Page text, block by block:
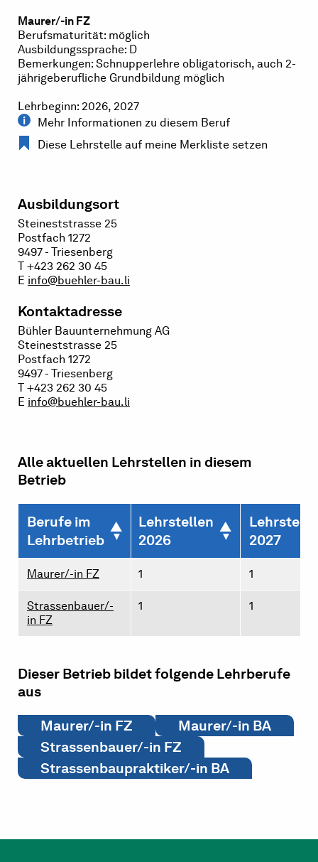
Maurer/-in FZ
Berufsmaturität: möglich
Ausbildungssprache: D
Bemerkungen: Schnupperlehre obligatorisch, auch 2-
jährigeberufliche Grundbildung möglich
Lehrbeginn: 2026, 2027
Mehr Informationen zu diesem Beruf
Diese Lehrstelle auf meine Merkliste setzen
Ausbildungsort
Steineststrasse 25
Postfach 1272
9497 - Triesenberg
T +423 262 30 45
E info@buehler-bau.li
Kontaktadresse
Bühler Bauunternehmung AG
Steineststrasse 25
Postfach 1272
9497 - Triesenberg
T +423 262 30 45
E info@buehler-bau.li
Alle aktuellen Lehrstellen in diesem
Betrieb
Berufe im
Lehrbetrieb
Lehrstellen
2026
2027
Maurer/-in FZ 1 1
Strassenbauer/-
in FZ
1 1
Dieser Betrieb bildet folgende Lehrberufe
aus
Maurer/-in FZ
Maurer/-in BA
Strassenbauer/-in FZ
Strassenbaupraktiker/-in BA